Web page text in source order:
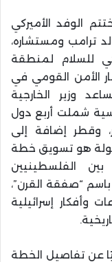
الوفد الأميركي
ترامب ومستشاره،
للسلام لمنطقة
الأمن القومي في
وزير الخارجية
شملت أربع دول
وقطر إضافة إلى
هو تسويق خطة
بين الفلسطينيين
باسم “صفقة القرن”،
إسرائيلية
عن تفاصيل الخطة